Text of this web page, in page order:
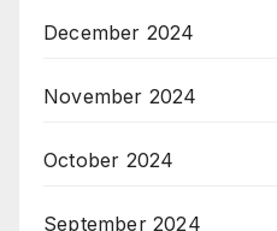
December 2024
November 2024
October 2024
September 2024